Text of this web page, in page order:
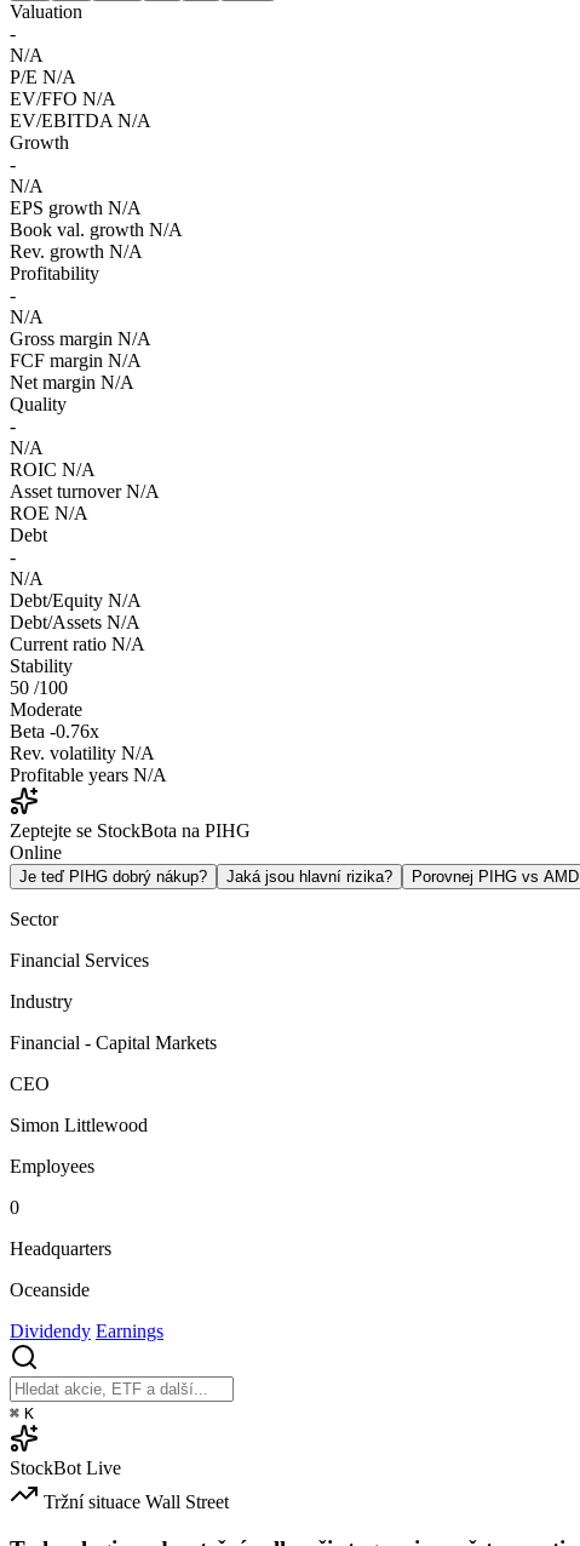
Valuation
-
N/A
P/E N/A
EV/FFO N/A
EV/EBITDA N/A
Growth
-
N/A
EPS growth N/A
Book val. growth N/A
Rev. growth N/A
Profitability
-
N/A
Gross margin N/A
FCF margin N/A
Net margin N/A
Quality
-
N/A
ROIC N/A
Asset turnover N/A
ROE N/A
Debt
-
N/A
Debt/Equity N/A
Debt/Assets N/A
Current ratio N/A
Stability
50 /100
Moderate
Beta -0.76x
Rev. volatility N/A
Profitable years N/A
Zeptejte se StockBota na PIHG
Online
Je teď PIHG dobrý nákup? Jaká jsou hlavní rizika? Porovnej PIHG vs AMD
Sector
Financial Services
Industry
Financial - Capital Markets
CEO
Simon Littlewood
Employees
0
Headquarters
Oceanside
Dividendy Earnings
⌘ K
StockBot Live
Tržní situace Wall Street